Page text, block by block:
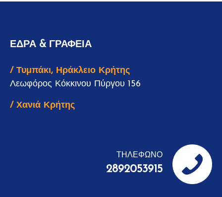
ΕΔΡΑ & ΓΡΑΦΕΙΑ
/ Τυμπάκι, Ηράκλειο Κρήτης
Λεωφόρος Κόκκινου Πύργου 156
/ Χανιά Κρήτης
ΤΗΛΕΦΩΝΟ
2892053915